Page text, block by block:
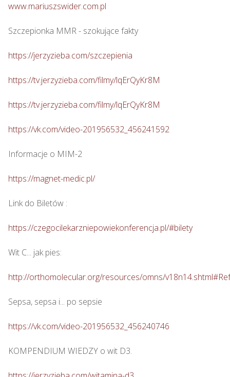
www.mariuszswider.com.pl
Szczepionka MMR - szokujące fakty
https://jerzyzieba.com/szczepienia
https://tv.jerzyzieba.com/filmy/lqErQyKr8M
https://tv.jerzyzieba.com/filmy/lqErQyKr8M
https://vk.com/video-201956532_456241592
Informacje o MIM-2
https://magnet-medic.pl/
Link do Biletów :
https://czegocilekarzniepowiekonferencja.pl/#bilety
Wit C... jak pies:
http://orthomolecular.org/resources/omns/
Sepsa, sepsa i... po sepsie
https://vk.com/video-201956532_456240746
KOMPENDIUM WIEDZY o wit D3.